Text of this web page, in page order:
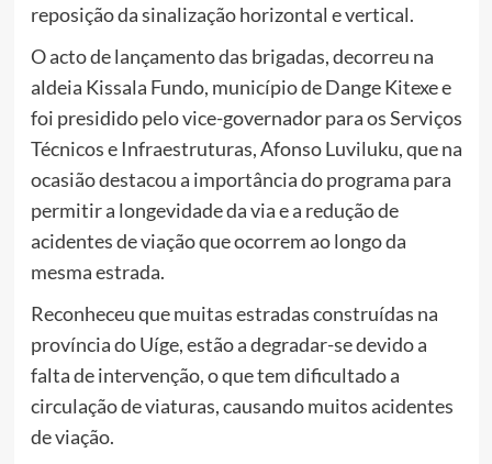
reposição da sinalização horizontal e vertical.
O acto de lançamento das brigadas, decorreu na
aldeia Kissala Fundo, município de Dange Kitexe e
foi presidido pelo vice-governador para os Serviços
Técnicos e Infraestruturas, Afonso Luviluku, que na
ocasião destacou a importância do programa para
permitir a longevidade da via e a redução de
acidentes de viação que ocorrem ao longo da
mesma estrada.
Reconheceu que muitas estradas construídas na
província do Uíge, estão a degradar-se devido a
falta de intervenção, o que tem dificultado a
circulação de viaturas, causando muitos acidentes
de viação.